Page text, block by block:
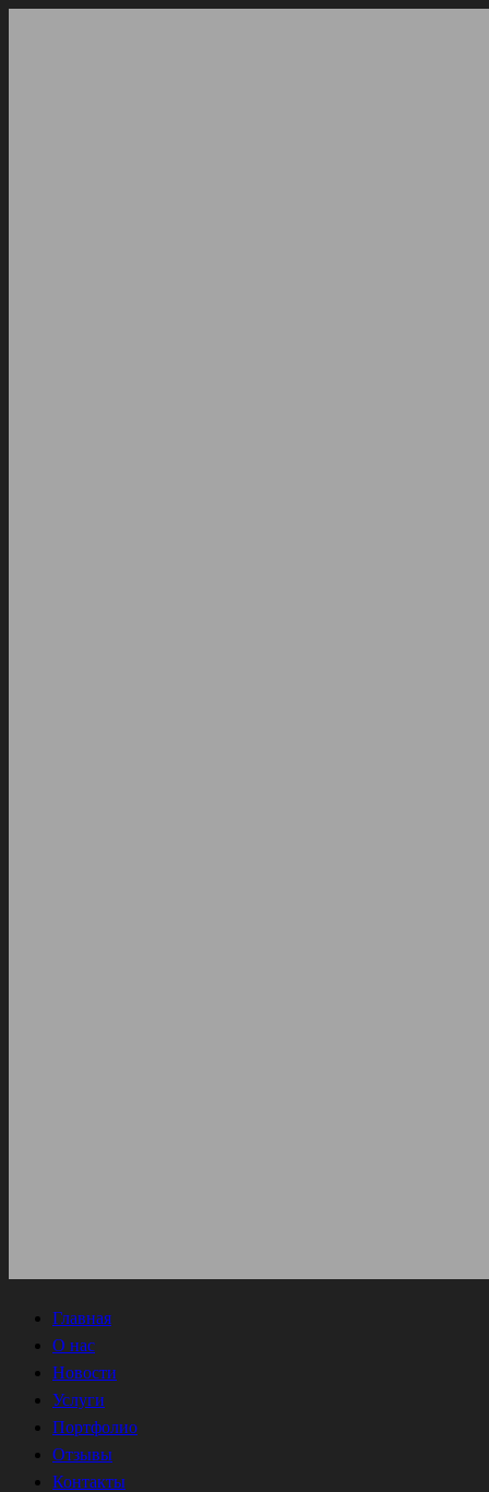
Главная
О нас
Новости
Услуги
Портфолио
Отзывы
Контакты